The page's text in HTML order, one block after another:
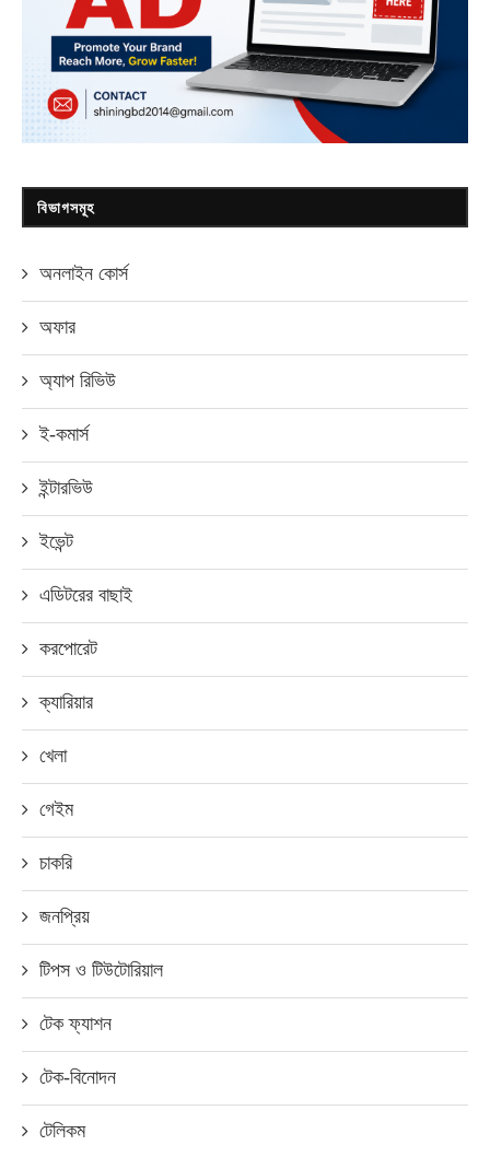
বিভাগসমূহ
অনলাইন কোর্স
অফার
অ্যাপ রিভিউ
ই-কমার্স
ইন্টারভিউ
ইভেন্ট
এডিটরের বাছাই
করপোরেট
ক্যারিয়ার
খেলা
গেইম
চাকরি
জনপ্রিয়
টিপস ও টিউটোরিয়াল
টেক ফ্যাশন
টেক-বিনোদন
টেলিকম